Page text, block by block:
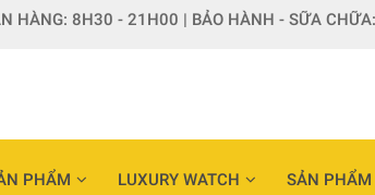
HÀNG: 8H30 - 21H00 | BẢO HÀNH - SỮA
PHẨM LUXURY WATCH SẢN